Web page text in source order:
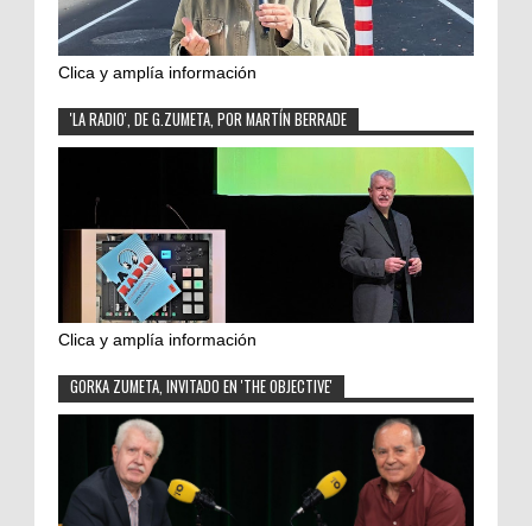
Clica y amplía información
'LA RADIO', DE G.ZUMETA, POR MARTÍN BERRADE
Clica y amplía información
GORKA ZUMETA, INVITADO EN 'THE OBJECTIVE'